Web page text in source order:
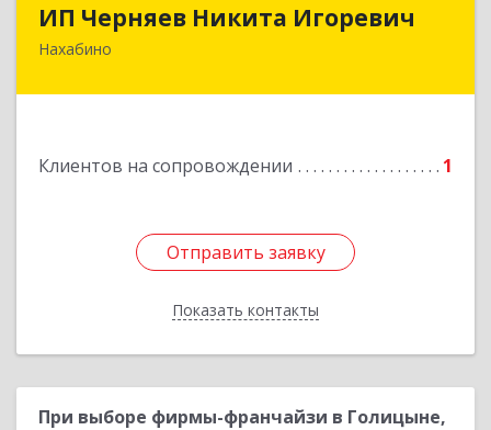
ИП Черняев Никита Игоревич
Нахабино
Клиентов на сопровождении 1
Отправить заявку
Показать контакты
143430, Московская обл, Красногорский р-н,
Подробнее
Отправить заявку
Назад
При выборе фирмы-франчайзи в Голицыне,